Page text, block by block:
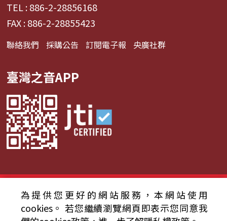
TEL : 886-2-28856168
FAX : 886-2-28855423
聯絡我們 採購公告 訂閱電子報 央廣社群
臺灣之音APP
© 2024財團法人中央廣播電臺 版權所有
資通安全政策聲明
服務條款 隱私權條款
為提供您更好的網站服務，本網站使用
cookies。 若您繼續瀏覽網頁即表示您同意我